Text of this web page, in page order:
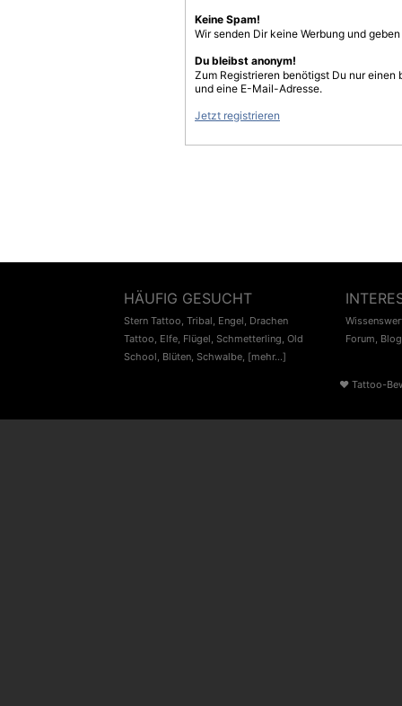
Keine Spam!
Wir senden Dir keine Werbung und
Du bleibst anonym!
Zum Registrieren benötigst Du nur einen
und eine E-Mail-Adresse.
Jetzt registrieren
HÄUFIG GESUCHT
Stern Tattoo, Tribal, Engel, Drachen
Tattoo, Elfe, Flügel, Schmetterling, Old
School, Blüten, Schwalbe, [mehr...]
Forum, Blog
♥ Tattoo-